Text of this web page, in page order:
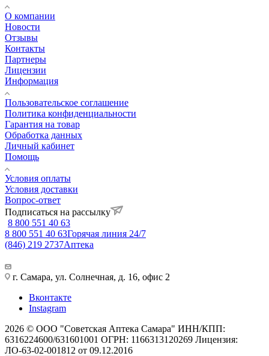
О компании
Новости
Отзывы
Контакты
Партнеры
Лицензии
Информация
Пользовательское соглашение
Политика конфиденциальности
Гарантия на товар
Обработка данных
Личный кабинет
Помощь
Условия оплаты
Условия доставки
Вопрос-ответ
Подписаться на рассылку
8 800 551 40 63
8 800 551 40 63Горячая линия 24/7
(846) 219 2737Аптека
г. Самара, ул. Солнечная, д. 16, офис 2
Вконтакте
Instagram
2026 © ООО "Советская Аптека Самара" ИНН/КПП:
6316224600/631601001 ОГРН: 1166313120269 Лицензия:
ЛО-63-02-001812 от 09.12.2016